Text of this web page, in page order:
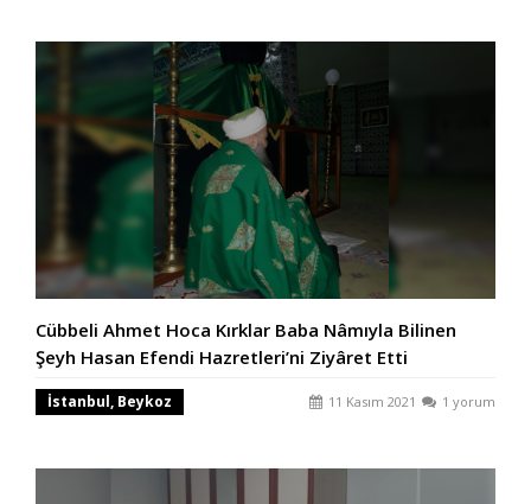
Cübbeli Ahmet Hoca Kırklar Baba Nâmıyla Bilinen
Şeyh Hasan Efendi Hazretleri’ni Ziyâret Etti
İstanbul, Beykoz 11 Kasım 2021 1 yorum